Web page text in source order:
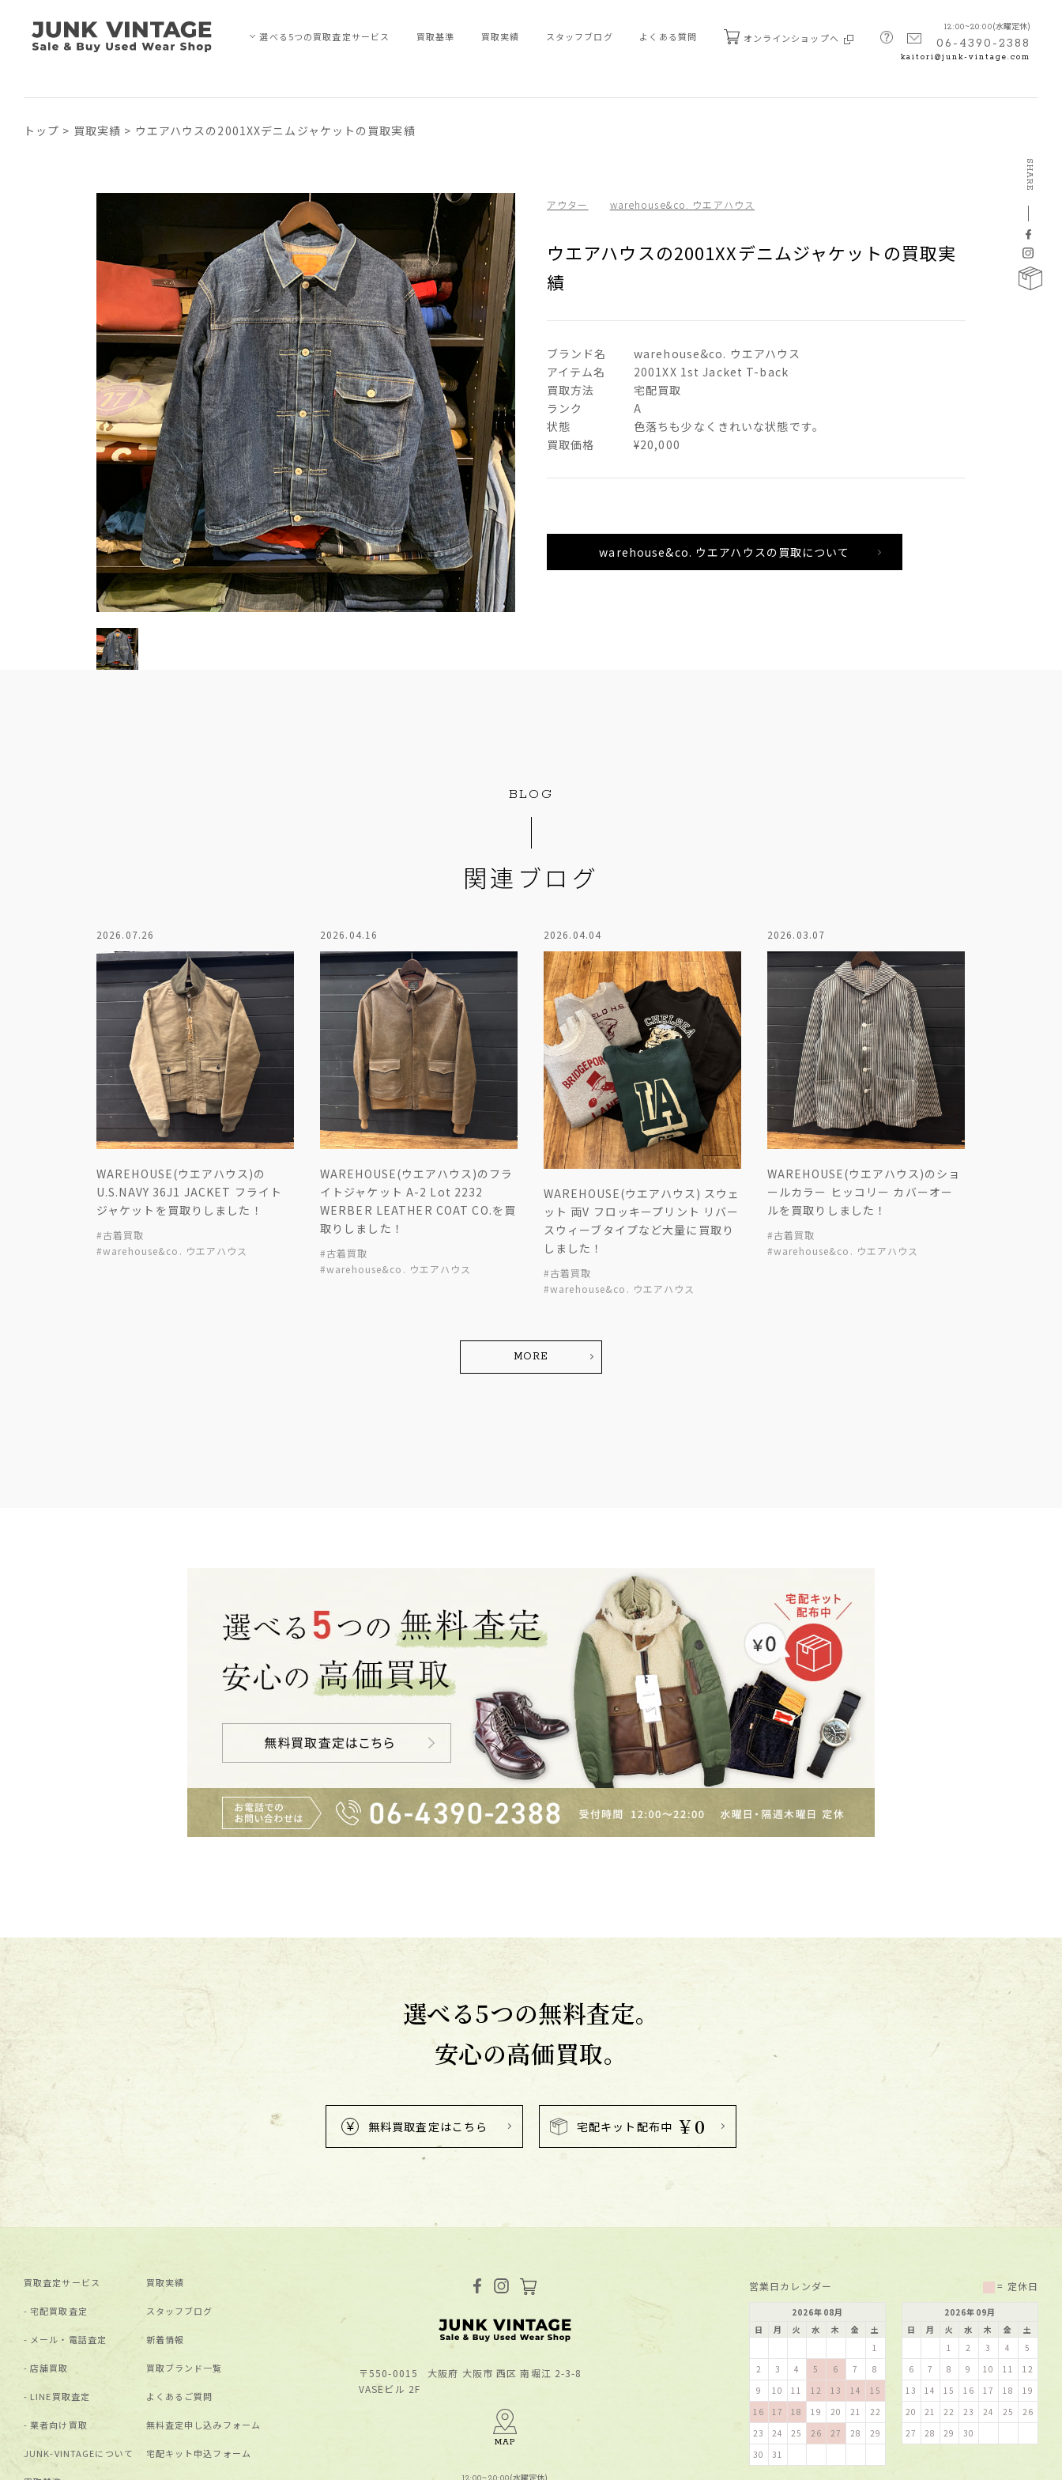
選べる5つの買取査定サービス 買取基準 買取実績 スタッフブログ よくある質問 オンラインショップへ
12:00~20:00(水曜定休)
06-4390-2388
kaitori@junk-vintage.com
トップ > 買取実績 > ウエアハウスの2001XXデニムジャケットの買取実績
アウター warehouse&co. ウエアハウス
ウエアハウスの2001XXデニムジャケットの買取実
績
ブランド名
warehouse&co. ウエアハウス
アイテム名
2001XX 1st Jacket T-back
買取方法
宅配買取
ランク
A
状態
色落ちも少なくきれいな状態です。
買取価格
¥20,000
warehouse&co. ウエアハウスの買取について
BLOG
関連ブログ
2026.07.26
WAREHOUSE(ウエアハウス)の
U.S.NAVY 36J1 JACKET フライト
ジャケットを買取りしました！
#古着買取
#warehouse&co. ウエアハウス
2026.04.16
WAREHOUSE(ウエアハウス)のフラ
イトジャケット A-2 Lot 2232
WERBER LEATHER COAT CO.を買
取りしました！
#古着買取
#warehouse&co. ウエアハウス
2026.04.04
WAREHOUSE(ウエアハウス) スウェ
ット 両V フロッキープリント リバー
スウィーブタイプなど大量に買取り
しました！
#古着買取
#warehouse&co. ウエアハウス
2026.03.07
WAREHOUSE(ウエアハウス)のショ
ールカラー ヒッコリー カバーオー
ルを買取りしました！
#古着買取
#warehouse&co. ウエアハウス
MORE
選べる5つの無料査定。
安心の高価買取。
無料買取査定はこちら 宅配キット配布中 ￥0
買取査定サービス
宅配買取査定
メール・電話査定
店舗買取
LINE買取査定
業者向け買取
JUNK-VINTAGEについて
買取実績
スタッフブログ
新着情報
買取ブランド⼀覧
よくあるご質問
無料査定申し込みフォーム
宅配キット申込フォーム
〒550-0015
⼤阪府 ⼤阪市 ⻄区 南堀江 2-3-8
VASEビル 2F
MAP
(水曜定休)
営業日カレンダー
2026年 08月
日
月 火 水 木 金
土
1
2
3 4 5 6 7
8
9
10 11 12 13 14
15
16
17 18 19 20 21
22
23
24 25 26 27 28
29
30
31
= 定休日
2026年 09月
日
月 火 水 木 金
土
1
2 3 4
5
6
7 8 9 10 11
12
13
14 15 16 17 18
19
20
21 22 23 24 25
26
27
28 29 30
SHARE